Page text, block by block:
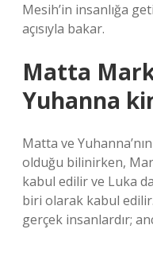
Mesih’in insanlığa
açısıyla bakar.
Matta
Yuhanna
Matta ve
olduğu bilinirken,
kabul edilir ve Luka
biri olarak kabul edilir.
gerçek insanlardır;